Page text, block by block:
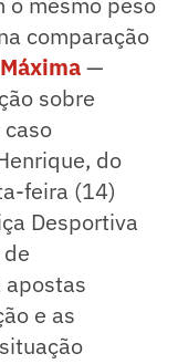
comparação
—
sobre
do
feira (14)
Desportiva
apostas
e as